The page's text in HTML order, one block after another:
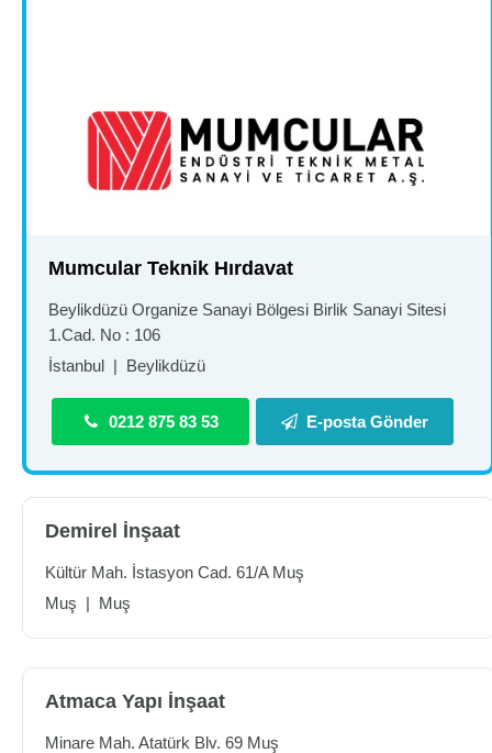
Mumcular Teknik Hırdavat
Beylikdüzü Organize Sanayi Bölgesi Birlik Sanayi Sitesi
1.Cad. No : 106
İstanbul | Beylikdüzü
0212 875 83 53 E-posta Gönder
Demirel İnşaat
Kültür Mah. İstasyon Cad. 61/A Muş
Muş | Muş
Atmaca Yapı İnşaat
Minare Mah. Atatürk Blv. 69 Muş